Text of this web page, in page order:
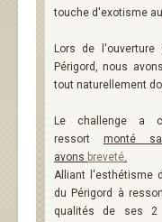
touche d'exotisme
Lors de
Périgord, nous
tout naturellement
Le challenge a
ressort monté
avons breveté.
Alliant l'esthétisme
du Périgord à
qualités de ses 2